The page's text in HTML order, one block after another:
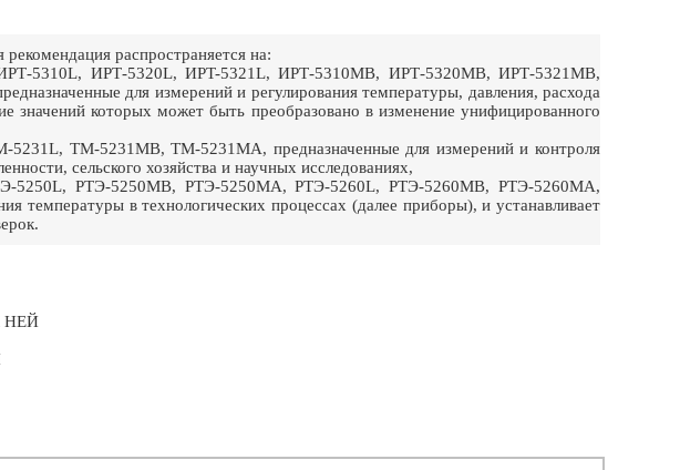
распространяется на:
ИРТ-5310L, ИРТ-5320L, ИPT-5321L, ИРТ-5310МВ, ИРТ-5320МВ, ИРТ-5321МВ,
для измерений и регулирования температуры, давления, расхода
значений которых может быть преобразовано в изменение унифицированного
5231L, ТМ-5231МВ, ТМ-5231МА, предназначенные для измерений и контроля
сельского хозяйства и научных исследованиях,
5250L, РТЭ-5250МВ, РТЭ-5250МА, PTЭ-5260L, РТЭ-5260МВ, РТЭ-5260МА,
температуры в технологических процессах (далее приборы), и устанавливает
НЕЙ